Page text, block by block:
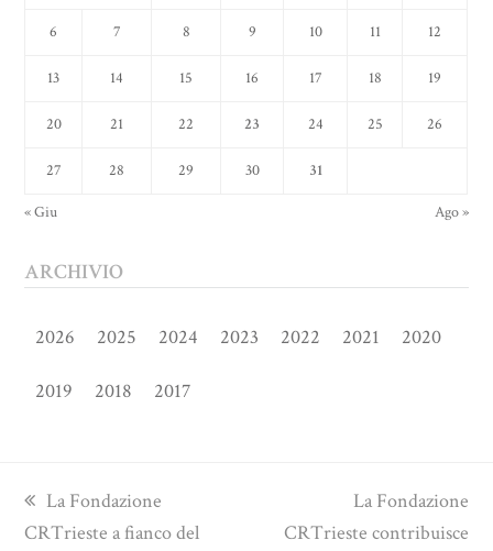
6 7 8 9 10 11 12
13 14 15 16 17 18 19
20 21 22 23 24 25 26
27 28 29 30 31
« Giu Ago »
ARCHIVIO
2026 2025 2024 2023 2022 2021 2020
2019 2018 2017
previous
post:
La Fondazione
CRTrieste a fianco del
next
post:
La Fondazione
CRTrieste contribuisce